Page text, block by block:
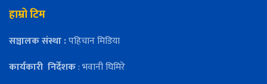
हाम्रो टिम
सञ्चालक संस्था :पहिचान मिडिया
कार्यकारी निर्देशक: भवानी घिमिरे